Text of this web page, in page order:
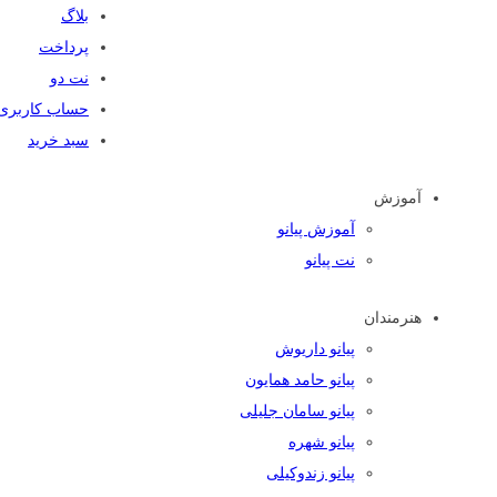
بلاگ
پرداخت
نت دو
حساب
سبد خرید
آموزش
آموزش پیانو
نت پیانو
هنرمندان
پیانو داریوش
پیانو حامد همایون
پیانو سامان جلیلی
پیانو شهره
پیانو زندوکیلی